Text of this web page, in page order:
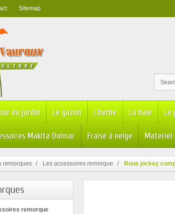
Sitemap
du jardin Le gazon L'herbe La haie Le
Makita Dolmar Fraise à neige Materiel
remorques Les accessoires remorque Roue jockey
remorque